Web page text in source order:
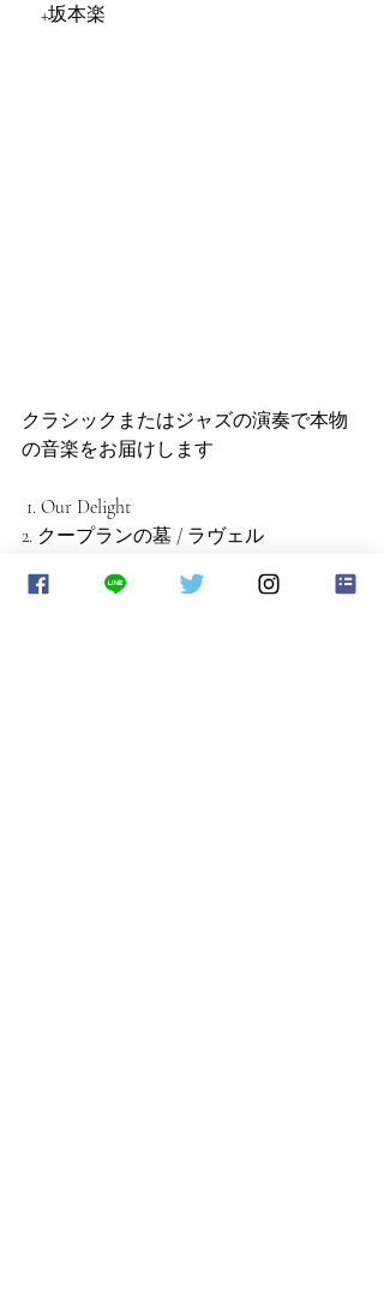
+坂本楽
クラシックまたはジャズの演奏で本物
の音楽をお届けします
1. Our Delight
2. クープランの墓 / ラヴェル
4. G線上のアリア / J. S. バッハ